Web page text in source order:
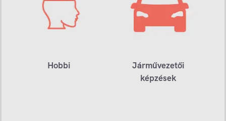
Hobbi
Járművezetői
képzések